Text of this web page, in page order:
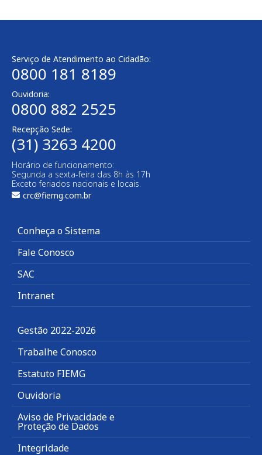
Serviço de Atendimento ao Cidadão:
0800 181 8189
Ouvidoria:
0800 882 2525​
Recepção Sede:
(31) 3263 4200
Horário de funcionamento:
Segunda a sexta-feira das 8h às 17h
Exceto feriados nacionais e locais.
crc@fiemg.com.br
Conheça o Sistema
Fale Conosco
SAC
Intranet
Gestão 2022-2026
Trabalhe Conosco
Estatuto FIEMG
Ouvidoria
Aviso de Privacidade e
Proteção de Dados
Integridade